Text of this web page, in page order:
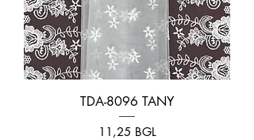
TDA-8096 TANY
Цена
11,25 BGL